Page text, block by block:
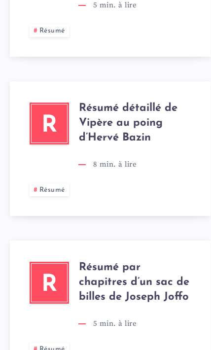
5 min. à lire
Résumé
R
Résumé détaillé de
Vipère au poing
d’Hervé Bazin
8 min. à lire
Résumé
R
Résumé par
chapitres d’un sac de
billes de Joseph Joffo
5 min. à lire